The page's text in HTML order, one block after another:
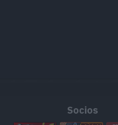
Socios